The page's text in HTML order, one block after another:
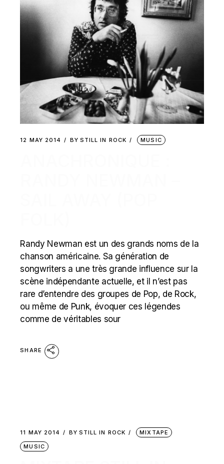
12 MAY 2014 BY STILL IN ROCK MUSIC
Randy Newman est un des grands noms de la
chanson américaine. Sa génération de
songwriters a une très grande influence sur la
scène indépendante actuelle, et il n’est pas
rare d’entendre des groupes de Pop, de Rock,
ou même de Punk, évoquer ces légendes
comme de véritables sour
SHARE
11 MAY 2014 BY STILL IN ROCK
MIXTAPE
MUSIC